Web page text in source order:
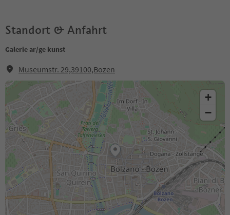
Standort & Anfahrt
Galerie ar/ge kunst
Museumstr. 29,39100,Bozen
+
−